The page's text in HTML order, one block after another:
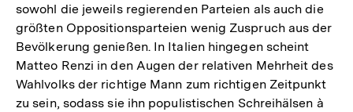
sowohl die jeweils regierenden Parteien als auch die
größten Oppositionsparteien wenig Zuspruch aus der
Bevölkerung genießen. In Italien hingegen scheint
Matteo Renzi in den Augen der relativen Mehrheit des
Wahlvolks der richtige Mann zum richtigen Zeitpunkt
zu sein, sodass sie ihn populistischen Schreihälsen à